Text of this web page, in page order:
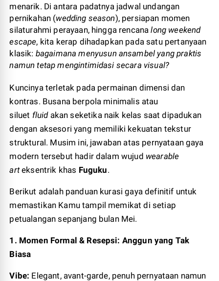
menarik. Di antara padatnya jadwal undangan
pernikahan (wedding season), persiapan momen
silaturahmi perayaan, hingga rencana long weekend
escape, kita kerap dihadapkan pada satu pertanyaan
klasik: bagaimana menyusun ansambel yang praktis
namun tetap mengintimidasi secara visual?
Kuncinya terletak pada permainan dimensi dan
kontras. Busana berpola minimalis atau
siluet fluidakan seketika naik kelas saat dipadukan
dengan aksesori yang memiliki kekuatan tekstur
struktural. Musim ini, jawaban atas pernyataan gaya
modern tersebut hadir dalam wujud wearable
arteksentrik khas Fuguku.
Berikut adalah panduan kurasi gaya definitif untuk
memastikan Kamu tampil memikat di setiap
petualangan sepanjang bulan Mei.
1. Momen Formal & Resepsi: Anggun yang Tak
Biasa
Vibe: Elegant, avant-garde, penuh pernyataan namun